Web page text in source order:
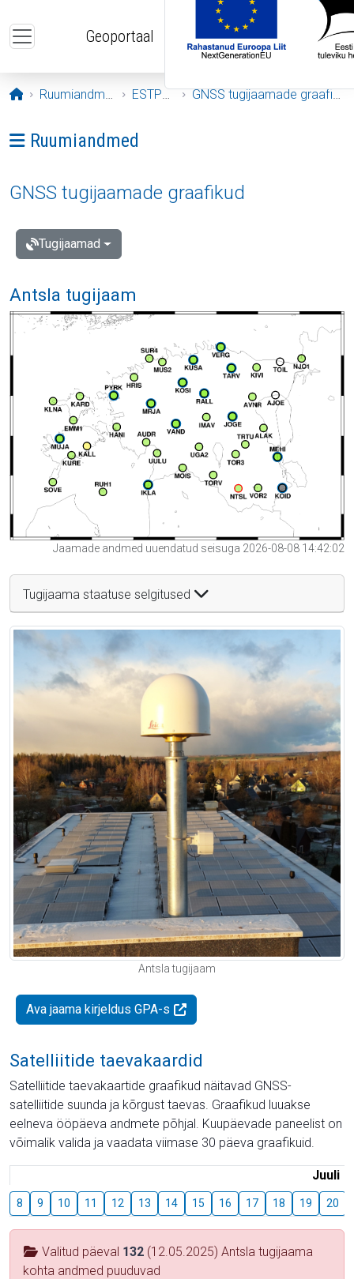
Geoportaal
Avaleht
Ruumiandmed ESTPOS GNSS tugijaamade graafikud
Ava menüü: Ruumiandmed
Ruumiandmed
GNSS tugijaamade graafikud
Tugijaamad
Antsla tugijaam
Jaamade andmed uuendatud seisuga 2026-08-08 14:42:02
Tugijaama staatuse selgitused
Antsla tugijaam
Ava jaama kirjeldus GPA-s
Satelliitide taevakaardid
Satelliitide taevakaartide graafikud näitavad GNSS-
satelliitide suunda ja kõrgust taevas. Graafikud luuakse
eelneva ööpäeva andmete põhjal. Kuupäevade paneelist on
võimalik valida ja vaadata viimase 30 päeva graafikuid.
Juuli
8 9 10 11 12 13 14 15 16 17 18 19 20
Valitud päeval 132 (12.05.2025) Antsla tugijaama
kohta andmed puuduvad